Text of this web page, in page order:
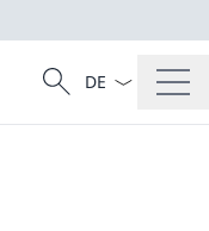
Recherche
Recherche
La langue